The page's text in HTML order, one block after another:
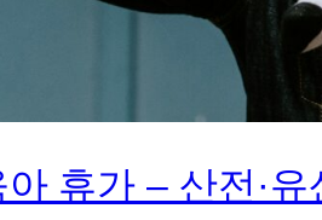
휴가 – 산전·